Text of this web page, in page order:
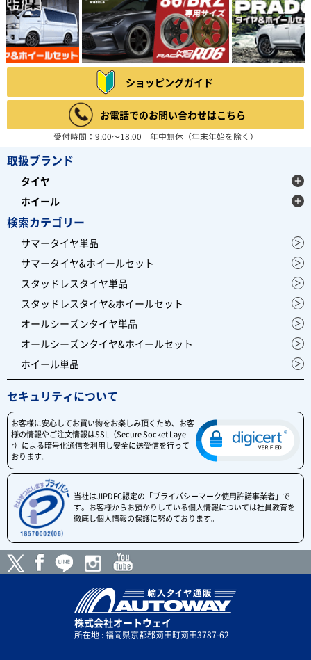
ショッピングガイド
お電話でのお問い合わせはこちら
受付時間：9:00～18:00 年中無休（年末年始を除く）
取扱ブランド
タイヤ
ホイール
検索カテゴリー
サマータイヤ単品
サマータイヤ&ホイールセット
スタッドレスタイヤ単品
スタッドレスタイヤ&ホイールセット
オールシーズンタイヤ単品
オールシーズンタイヤ&ホイールセット
ホイール単品
セキュリティについて
お客様に安心してお買い物をお楽しみ頂くため、お客
様の情報やご注文情報はSSL（Secure Socket Laye
r）による暗号化通信を利用し安全に送受信を行って
おります。
当社はJIPDEC認定の「プライバシーマーク使用許諾事業者」で
す。お客様からお預かりしている個人情報については社員教育を
徹底し個人情報の保護に努めております。
株式会社オートウェイ
所在地 : 福岡県京都郡苅田町苅田3787-62